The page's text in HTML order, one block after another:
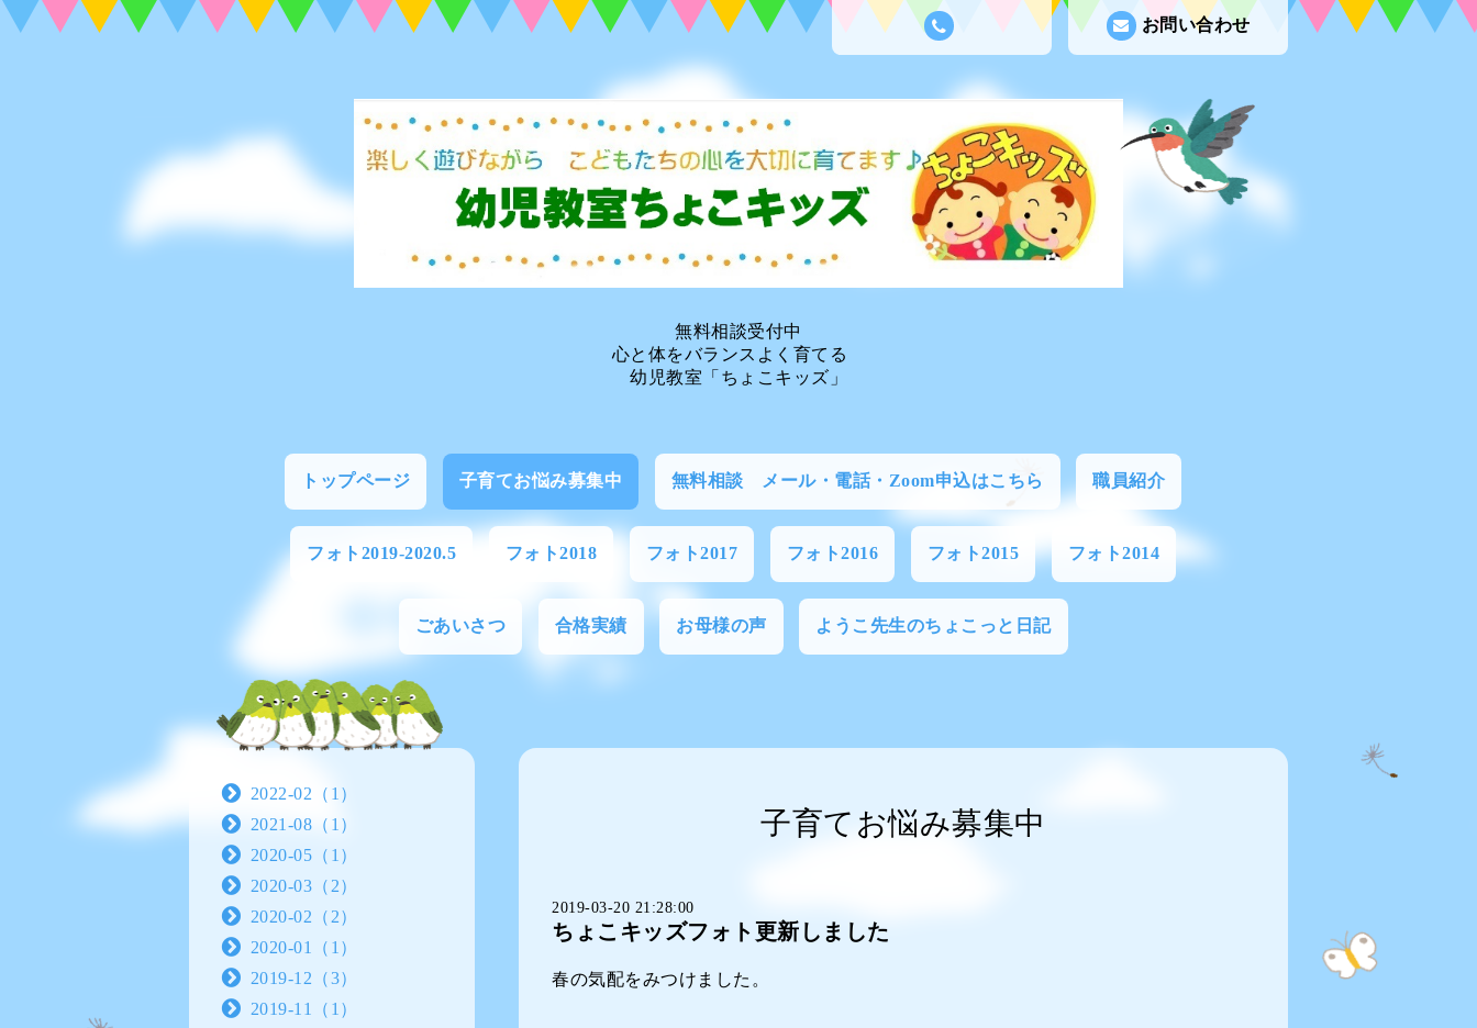
お問い合わせ
無料相談受付中
心と体をバランスよく育てる
幼児教室「ちょこキッズ」
トップページ 子育てお悩み募集中 無料相談 メール・電話・Zoom申込はこちら 職員紹介
フォト2019-2020.5 フォト2018 フォト2017 フォト2016 フォト2015 フォト2014
ごあいさつ 合格実績 お母様の声 ようこ先生のちょこっと日記
子育てお悩み募集中
2019-03-20 21:28:00
ちょこキッズフォト更新しました
春の気配をみつけました。
2022-02（1）
2021-08（1）
2020-05（1）
2020-03（2）
2020-02（2）
2020-01（1）
2019-12（3）
2019-11（1）